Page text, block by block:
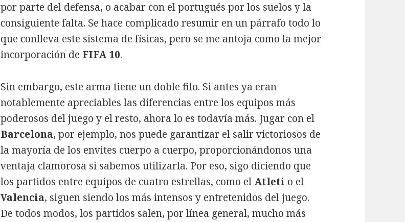
por parte del defensa, o acabar con el portugués por los suelos y la
consiguiente falta. Se hace complicado resumir en un párrafo todo lo
que conlleva este sistema de físicas, pero se me antoja como la mejor
incorporación de FIFA 10.
Sin embargo, este arma tiene un doble filo. Si antes ya eran
notablemente apreciables las diferencias entre los equipos más
poderosos del juego y el resto, ahora lo es todavía más. Jugar con el
Barcelona, por ejemplo, nos puede garantizar el salir victoriosos de
la mayoría de los envites cuerpo a cuerpo, proporcionándonos una
ventaja clamorosa si sabemos utilizarla. Por eso, sigo diciendo que
los partidos entre equipos de cuatro estrellas, como el Atleti o el
Valencia, siguen siendo los más intensos y entretenidos del juego.
De todos modos, los partidos salen, por línea general, mucho más